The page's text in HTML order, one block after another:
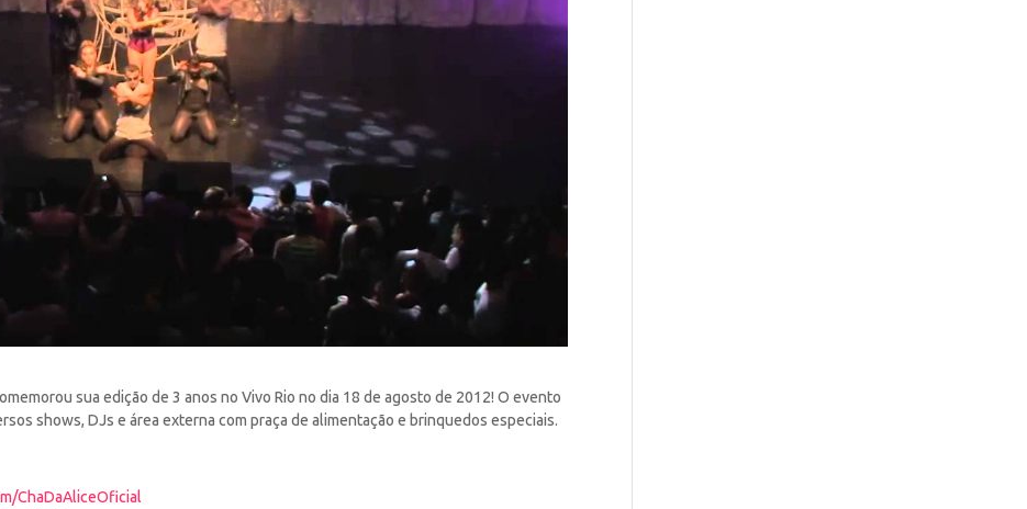
sua edição de 3 anos no Vivo Rio no dia 18 de agosto de 2012! O evento
shows, DJs e área externa com praça de alimentação e brinquedos especiais.
ChaDaAliceOficial